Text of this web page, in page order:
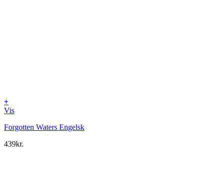
+
Vis
Forgotten Waters Engelsk
439kr.